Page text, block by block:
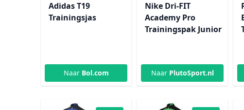
Adidas T19
Trainingsjas
Naar Bol.com
Nike Dri-FIT
Academy Pro
Trainingspak Junior
Naar PlutoSport.nl